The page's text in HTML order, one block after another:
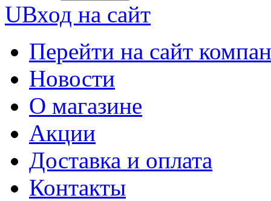
UВход на сайт
Перейти на сайт
Новости
О магазине
Акции
Доставка и оплата
Контакты